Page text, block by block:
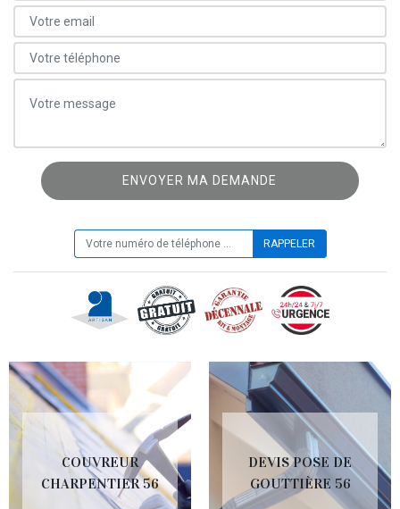
COUVREUR
CHARPENTIER 56
DEVIS POSE DE
GOUTTIÈRE 56